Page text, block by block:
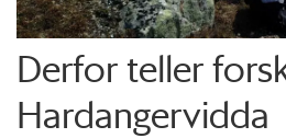
Derfor teller
Hardangervidda